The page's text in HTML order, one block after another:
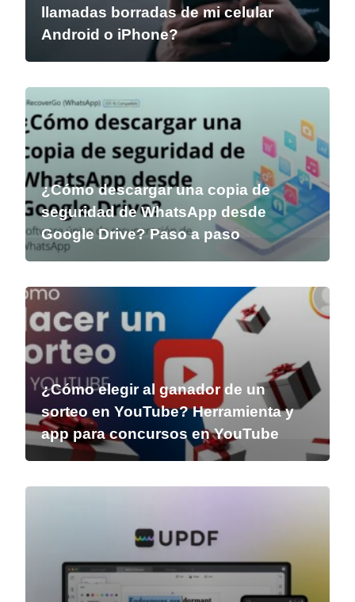
llamadas borradas de mi celular
Android o iPhone?
¿Cómo descargar una copia de
seguridad de WhatsApp desde
Google Drive? Paso a paso
¿Cómo elegir al ganador de un
sorteo en YouTube? Herramienta y
app para concursos en YouTube